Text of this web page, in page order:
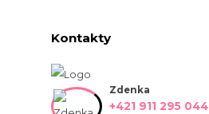
Kontakty
Zdenka
+421 911 295 044